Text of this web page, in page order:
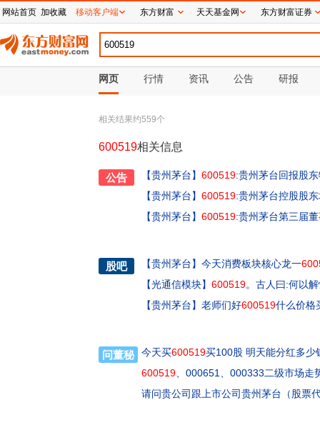
网页 行情 资讯 公告 研报
相关结果约559个
600519相关信息
公告 【贵州茅台】 600519:贵州茅台回报股
【贵州茅台】 600519:贵州茅台控股股
【贵州茅台】 600519:贵州茅台第三届
股吧 【贵州茅台】 今天消费板块核心龙一
【光通信模块】 600519。古人曰:何以
【贵州茅台】 老师们好600519什么价格
问董秘 今天买600519买100股 明天能分红多少
600519 、000651、000333二级市场
请问贵公司跟上市公司贵州茅台（股票
网站首页 加收藏 移动客户端 东方财富 天天基金网 东方财富证券